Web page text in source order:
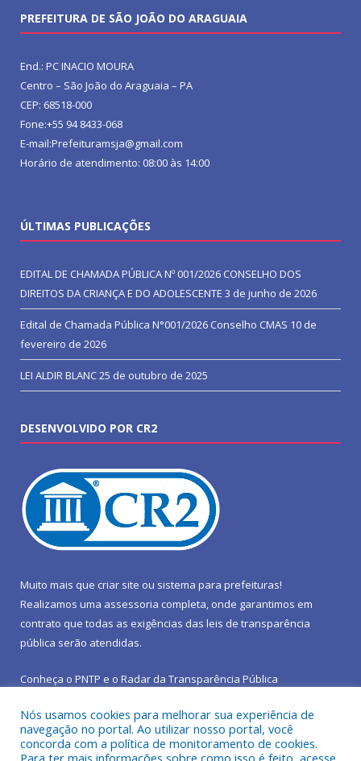
PREFEITURA DE SÃO JOÃO DO ARAGUAIA
End.: PC INACIO MOURA
Centro – São João do Araguaia – PA
CEP: 68518-000
Fone:+55 94 8433-068
E-mail:Prefeituramsja@gmail.com
Horário de atendimento: 08:00 às 14:00
ÚLTIMAS PUBLICAÇÕES
EDITAL DE CHAMADA PÚBLICA Nº 001/2026 CONSELHO DOS
DIREITOS DA CRIANÇA E DO ADOLESCENTE 3 de junho de 2026
Edital de Chamada Pública N°001/2026 Conselho CMAS 10 de
fevereiro de 2026
LEI ALDIR BLANC25 de outubro de 2025
DESENVOLVIDO POR CR2
Muito mais que criar site ou sistema para prefeituras!
Realizamos uma assessoria completa, onde garantimos em
contrato que todas as exigências das leis de transparência
pública serão atendidas.
Conheça o PNTP e o Radar da Transparência Pública
Nós usamos cookies para melhorar sua experiência de
navegação no portal. Ao utilizar nosso portal, você
concorda com a política de monitoramento de cookies.
Para ter mais informações sobre como isso é feito, acesse